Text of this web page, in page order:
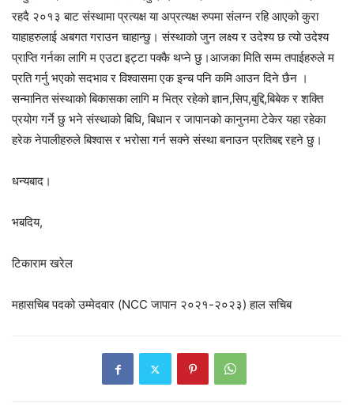
रहदै २०१३ बाट संस्थामा प्रत्यक्ष या अप्रत्यक्ष रुपमा संलग्न रहि आएको कुरा
याहाहरुलाई अबगत गराउन चाहान्छु। संस्थाको जुन लक्ष्य र उदेश्य छ त्यो उदेश्य
प्राप्ति गर्नका लागि म एउटा इट्टा पक्कै थप्ने छु।आजका मिति सम्म तपाईहरुले म
प्रति गर्नु भएको सदभाव र विश्वासमा एक इन्च पनि कमि आउन दिने छैन ।
सन्मानित संस्थाको बिकासका लागि म भित्र रहेको ज्ञान,सिप,बुद्दि,बिबेक र शक्ति
प्रयोग गर्ने छु भने संस्थाको बिधि, बिधान र जापानको कानुनमा टेकेर यहा रहेका
हरेक नेपालीहरुले बिश्वास र भरोसा गर्न सक्ने संस्था बनाउन प्रतिबद्द रहने छु।
धन्यबाद।
भबदिय,
टिकाराम खरेल
महासचिब पदको उम्मेदवार (NCC जापान २०२१-२०२३) हाल सचिब